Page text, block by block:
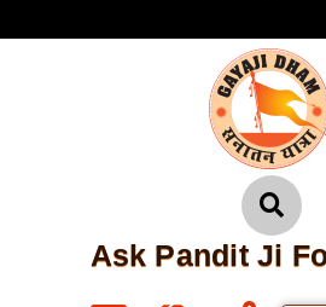
Ask Pandit Ji